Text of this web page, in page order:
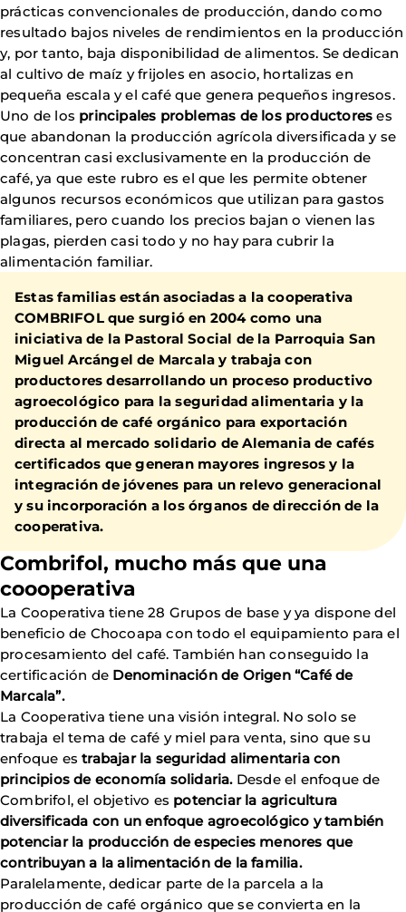
prácticas convencionales de producción, dando como
resultado bajos niveles de rendimientos en la producción
y, por tanto, baja disponibilidad de alimentos. Se dedican
al cultivo de maíz y frijoles en asocio, hortalizas en
pequeña escala y el café que genera pequeños ingresos.
Uno de los principales problemas de los productores es
que abandonan la producción agrícola diversificada y se
concentran casi exclusivamente en la producción de
café, ya que este rubro es el que les permite obtener
algunos recursos económicos que utilizan para gastos
familiares, pero cuando los precios bajan o vienen las
plagas, pierden casi todo y no hay para cubrir la
alimentación familiar.
Estas familias están asociadas a lacooperativa
COMBRIFOLque surgió en 2004 como una
iniciativa de la Pastoral Social de la Parroquia San
Miguel Arcángel de Marcala y trabaja con
productores desarrollando un proceso productivo
agroecológico para la seguridad alimentaria y la
producción de café orgánico para exportación
directa al mercado solidario de Alemania de cafés
certificados que generan mayores ingresos y la
integración de jóvenes para un relevo generacional
y su incorporación a los órganos de dirección de la
cooperativa.
Combrifol, mucho más que una
coooperativa
La Cooperativa tiene 28 Grupos de base y ya dispone del
beneficio de Chocoapa con todo el equipamiento para el
procesamiento del café. También han conseguido la
certificación de Denominación de Origen “Café de
Marcala”.
La Cooperativa tiene una visión integral. No solo se
trabaja el tema de café y miel para venta, sino que su
enfoque estrabajar la seguridad alimentaria con
principios de economía solidaria.Desde el enfoque de
Combrifol, el objetivo es potenciar la agricultura
diversificada con un enfoque agroecológico y también
potenciar la producción de especies menores que
contribuyan a la alimentación de la familia.
Paralelamente, dedicar parte de la parcela a la
producción de café orgánico que se convierta en la